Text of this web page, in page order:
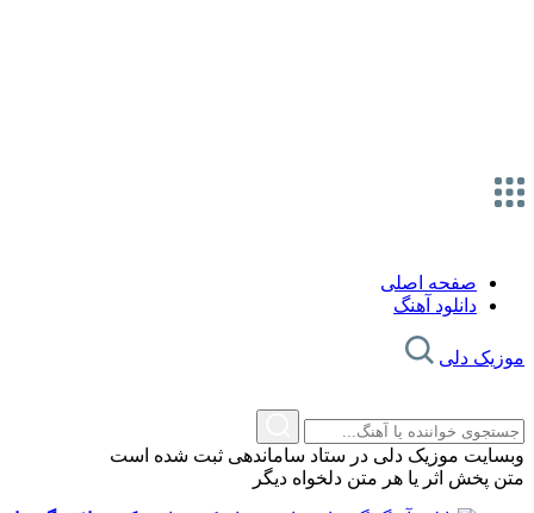
صفحه اصلی
دانلود آهنگ
موزیک دلی
وبسایت موزیک دلی در ستاد ساماندهی ثبت شده است
متن پخش اثر یا هر متن دلخواه دیگر